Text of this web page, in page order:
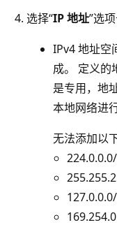
选择“IP 地址”选
IPv4 地址空
成。 定义的
是专用，地
本地网络进
无法添加以
224.0.0.0/
127.0.0.0/